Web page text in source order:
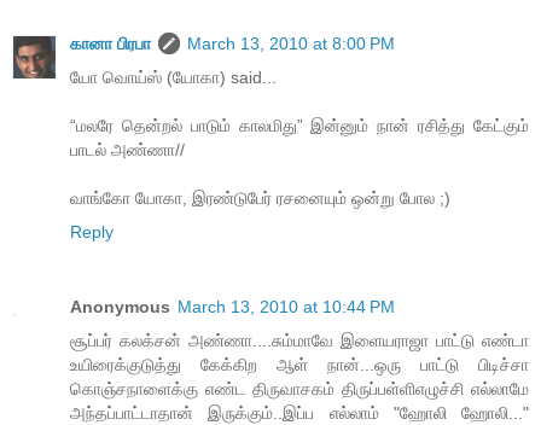
கானா பிரபா
March 13, 2010 at 8:00 PM
யோ வொய்ஸ் (யோகா) said...
“மலரே தென்றல் பாடும் காலமிது” இன்னும் நான் ரசித்து கேட்கும்
பாடல் அண்ணா//
வாங்கோ யோகா, இரண்டுபேர் ரசனையும் ஒன்று போல ;)
Reply
Anonymous March 13, 2010 at 10:44 PM
சூப்பர் கலக்சன் அண்ணா....சும்மாவே இளையராஜா பாட்டு எண்டா
உயிரைக்குடுத்து கேக்கிற ஆள் நான்...ஒரு பாட்டு பிடிச்சா
கொஞ்சநாளைக்கு எண்ட திருவாசகம் திருப்பள்ளிஎழுச்சி எல்லாமே
அந்தப்பாட்டாதான் இருக்கும்..இப்ப எல்லாம் "ஹோலி ஹோலி..."